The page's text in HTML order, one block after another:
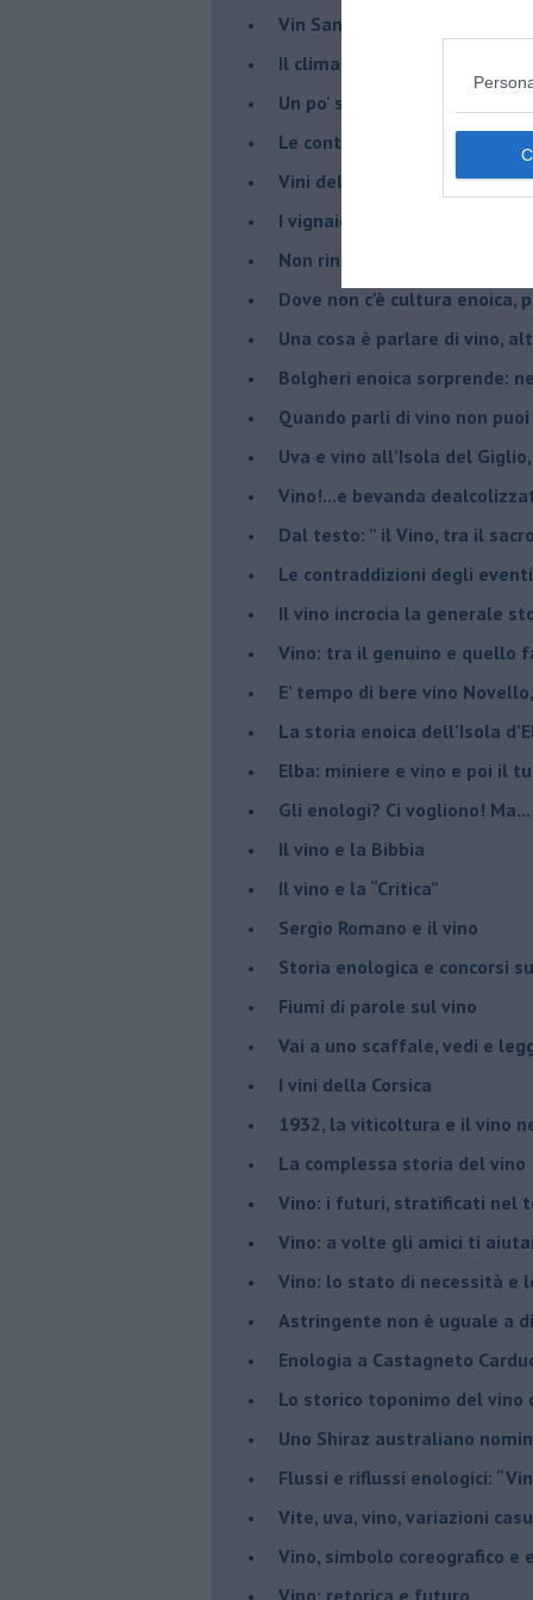
​Vin Santo e passito, ma
Il clima determina le scelte
Un po' storia dell'Elba in
Le continue nuove prove
Vini dell'Elba e Valdicornia,
​I vignaiolo democristano e il
​Non rinnego mai la storia.
​Dove non c’è cultura enoica,
​Una cosa è parlare di vino,
Bolgheri enoica sorprende:
​Quando parli di vino non
Uva e vino all’Isola del
​Vino!...e bevanda
​Dal testo: ” il Vino, tra il
Le contraddizioni degli
​Il vino incrocia la generale
Vino: tra il genuino e quello
E’ tempo di bere vino
La storia enoica dell’Isola
Elba: miniere e vino e poi il
​Gli enologi? Ci vogliono!
​Il vino e la Bibbia
​Il vino e la “Critica”
Sergio Romano e il vino
​Storia enologica e concorsi
Fiumi di parole sul vino
​Vai a uno scaffale, vedi e
​I vini della Corsica
​1932, la viticoltura e il vino
​La complessa storia del vino
​Vino: i futuri, stratificati nel
Vino: a volte gli amici ti
Vino: lo stato di necessità e
​Astringente non è uguale a
Enologia a Castagneto
Lo storico toponimo del vino
Uno Shiraz australiano
​Flussi e riflussi enologici:
Vite, uva, vino, variazioni
Vino, simbolo coreografico e
​Vino: retorica e futuro